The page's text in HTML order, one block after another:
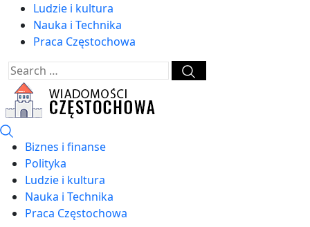
Ludzie i kultura
Nauka i Technika
Praca Częstochowa
Biznes i finanse
Polityka
Ludzie i kultura
Nauka i Technika
Praca Częstochowa